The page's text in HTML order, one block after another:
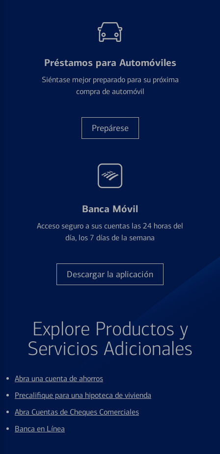
Préstamos para Automóviles
Siéntase mejor preparado para su próxima
compra de automóvil
Prepárese
Banca Móvil
Acceso seguro a sus cuentas las 24 horas del
día, los 7 días de la semana
Descargar la aplicación
Explore Productos y
Servicios Adicionales
Abra una cuenta de ahorros
Precalifique para una hipoteca de vivienda
Abra Cuentas de Cheques Comerciales
Banca en Línea